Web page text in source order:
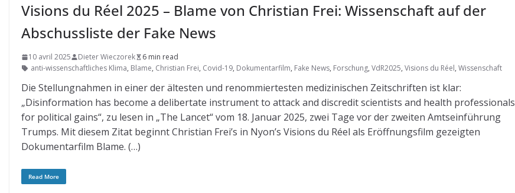
Visions du Réel 2025 – Blame von Christian Frei: Wissenschaft auf der
Abschussliste der Fake News
10 avril 2025 Dieter Wieczorek
6 min read
anti-wissenschaftliches Klima, Blame, Christian Frei, Covid-19, Dokumentarfilm, Fake News, Forschung, VdR2025, Visions du Réel, Wissenschaft
Die Stellungnahmen in einer der ältesten und renommiertesten medizinischen Zeitschriften ist klar:
„Disinformation has become a delibertate instrument to attack and discredit scientists and health professionals
for political gains“, zu lesen in „The Lancet“ vom 18. Januar 2025, zwei Tage vor der zweiten Amtseinführung
Trumps. Mit diesem Zitat beginnt Christian Frei’s in Nyon’s Visions du Réel als Eröffnungsfilm gezeigten
Dokumentarfilm Blame. (…)
Read More